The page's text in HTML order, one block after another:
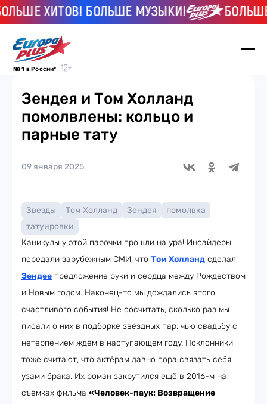
ХИТОВ! БОЛЬШЕ МУЗЫКИ! БОЛЬШЕ
№ 1 в России*
Зендея и Том Холланд
помолвлены: кольцо и
парные тату
09 января 2025
Звезды Том Холланд Зендея
помолвка
татуировки
Каникулы у этой парочки прошли на ура! Инсайдеры
передали зарубежным СМИ, что Том Холланд сделал
Зендее предложение руки и сердца между Рождеством
и Новым годом. Наконец-то мы дождались этого
счастливого события! Не сосчитать, сколько раз мы
писали о них в подборке звёздных пар, чью свадьбу с
нетерпением ждём в наступающем году. Поклонники
тоже считают, что актёрам давно пора связать себя
узами брака. Их роман закрутился ещё в 2016-м на
съёмках фильма «Человек-паук: Возвращение